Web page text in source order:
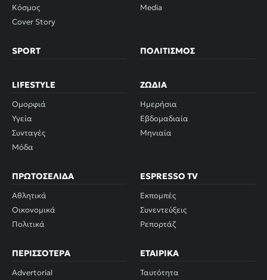
Κόσμος
Cover Story
Media
SPORT ΠΟΛΙΤΙΣΜΌΣ
LIFESTYLE
Ομορφιά
Υγεία
Συνταγές
Μόδα
ΖΏΔΙΑ
Ημερήσια
Εβδομαδιαία
Μηνιαία
ΠΡΩΤΟΣΈΛΙΔΑ
Αθλητικά
Οικονομικά
Πολιτικά
ESPRESSO TV
Εκπομπές
Συνεντεύξεις
Ρεπορτάζ
ΠΕΡΙΣΣΌΤΕΡΑ
Advertorial
ΕΤΑΙΡΙΚΆ
Ταυτότητα